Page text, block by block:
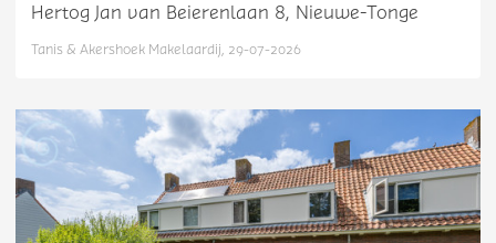
Hertog Jan van Beierenlaan 8, Nieuwe-Tonge
Tanis & Akershoek Makelaardij, 29-07-2026